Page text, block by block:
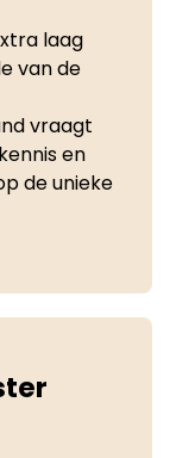
laag
van de
vraagt
en
de unieke